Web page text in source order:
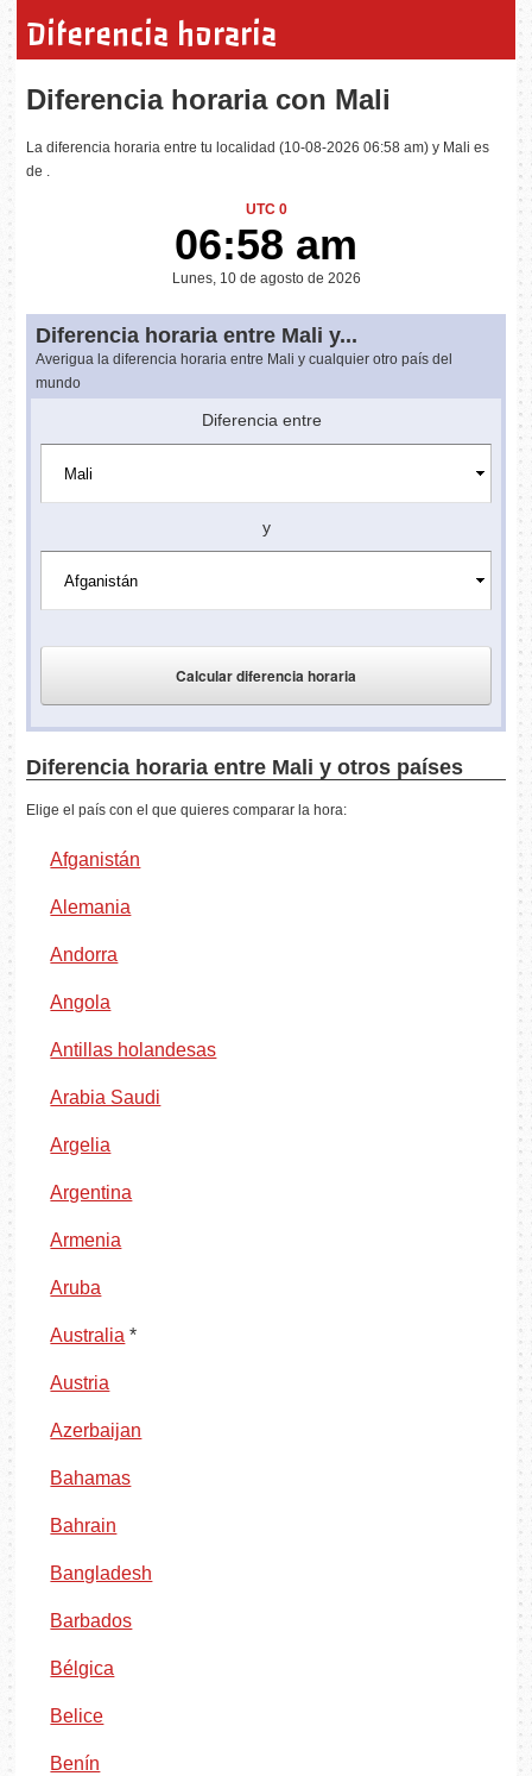
Diferencia horaria
Diferencia horaria con Mali
La diferencia horaria entre tu localidad (10-08-2026 06:58 am) y Mali es
de .
UTC 0
06:58 am
Lunes, 10 de agosto de 2026
Diferencia horaria entre Mali y...
Averigua la diferencia horaria entre Mali y cualquier otro país del
mundo
Diferencia entre
y
Diferencia horaria entre Mali y otros países
Elige el país con el que quieres comparar la hora:
Afganistán
Alemania
Andorra
Angola
Antillas holandesas
Arabia Saudi
Argelia
Argentina
Armenia
Aruba
Australia *
Austria
Azerbaijan
Bahamas
Bahrain
Bangladesh
Barbados
Bélgica
Belice
Benín